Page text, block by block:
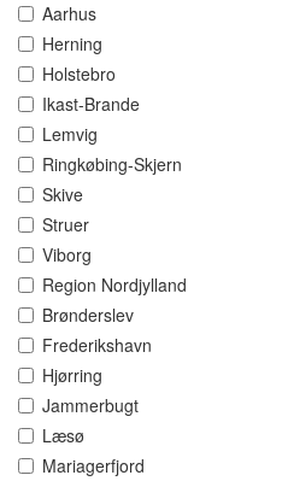
Aarhus
Herning
Holstebro
Ikast-Brande
Lemvig
Ringkøbing-Skjern
Skive
Struer
Viborg
Region Nordjylland
Brønderslev
Frederikshavn
Hjørring
Jammerbugt
Læsø
Mariagerfjord